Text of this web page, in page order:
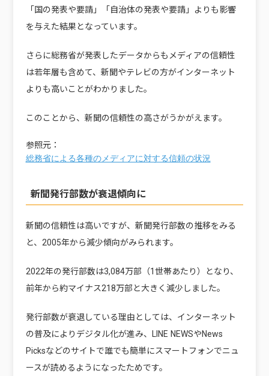
「国の発表や要請」「自治体の発表や要請」よりも影響
を与えた結果となっています。
さらに総務省が発表したデータからもメディアの信頼性
は若年層も含めて、新聞やテレビの方がインターネット
よりも高いことがわかりました。
このことから、新聞の信頼性の高さがうかがえます。
参照元：
総務省による各種のメディアに対する信頼の状況
新聞発行部数が衰退傾向に
新聞の信頼性は高いですが、新聞発行部数の推移をみる
と、2005年から減少傾向がみられます。
2022年の発行部数は3,084万部（1世帯あたり）となり、
前年から約マイナス218万部と大きく減少しました。
発行部数が衰退している理由としては、インターネット
の普及によりデジタル化が進み、LINE NEWSやNews
Picksなどのサイトで誰でも簡単にスマートフォンでニュ
ースが読めるようになったためです。